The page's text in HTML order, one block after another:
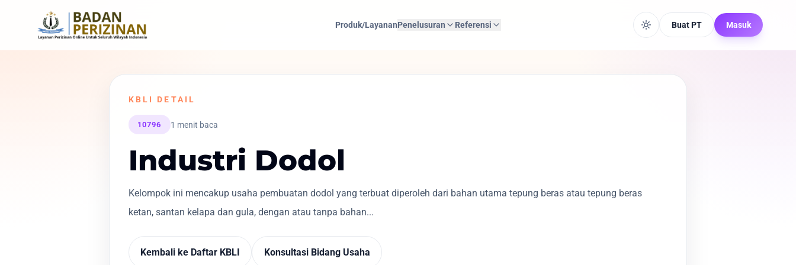
Produk/LayananPenelusuran Referensi Buat PT Masuk
KBLI DETAIL
10796 1 menit baca
Industri Dodol
Kelompok ini mencakup usaha pembuatan dodol yang terbuat diperoleh dari bahan utama tepung beras atau tepung beras
ketan, santan kelapa dan gula, dengan atau tanpa bahan...
Kembali ke Daftar KBLI Konsultasi Bidang Usaha